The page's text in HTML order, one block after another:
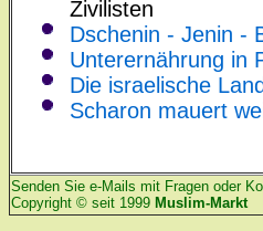
Zivilisten
Dschenin - Jenin -
Unterernährung in
Die israelische
Scharon mauert
Senden Sie e-Mails mit Fragen oder
Copyright © seit 1999 Muslim-Markt